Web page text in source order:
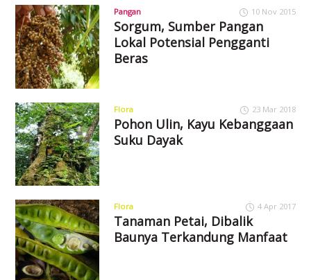
Pangan 10 Nov 2015
Sorgum, Sumber Pangan
Lokal Potensial Pengganti
Beras
Flora 23 Mar 2018
Pohon Ulin, Kayu Kebanggaan
Suku Dayak
Flora 4 Apr 2017
Tanaman Petai, Dibalik
Baunya Terkandung Manfaat